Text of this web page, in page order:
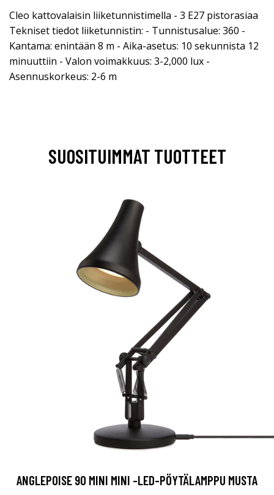
Cleo kattovalaisin liiketunnistimella - 3 E27 pistorasiaa
Tekniset tiedot liiketunnistin: - Tunnistusalue: 360 -
Kantama: enintään 8 m - Aika-asetus: 10 sekunnista 12
minuuttiin - Valon voimakkuus: 3-2,000 lux -
Asennuskorkeus: 2-6 m
SUOSITUIMMAT TUOTTEET
ANGLEPOISE 90 MINI MINI -LED-PÖYTÄLAMPPU MUSTA